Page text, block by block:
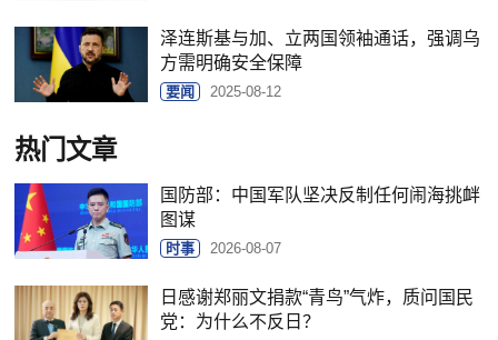
泽连斯基与加、立两国领袖通话，强调乌
方需明确安全保障
要闻 2025-08-12
热门文章
国防部：中国军队坚决反制任何闹海挑衅
图谋
时事 2026-08-07
日感谢郑丽文捐款“青鸟”气炸，质问国民
党：为什么不反日？